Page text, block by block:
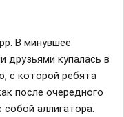
В минувшее
друзьями купалась в
с которой ребята
после очередного
аллигатора.